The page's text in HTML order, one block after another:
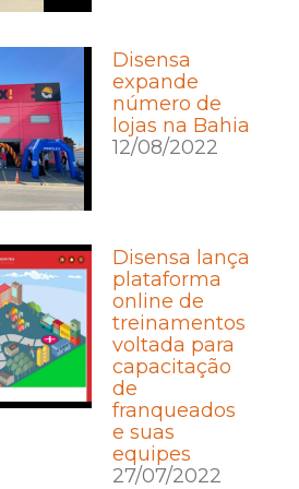
Disensa
expande
número de
lojas na Bahia
12/08/2022
Disensa lança
plataforma
online de
treinamentos
voltada para
capacitação
de
franqueados
e suas
equipes
27/07/2022